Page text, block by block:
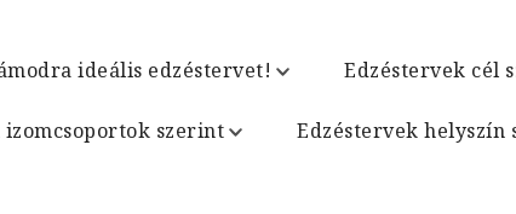
ideális edzéstervet! Edzéstervek cél
izomcsoportok szerint Edzéstervek